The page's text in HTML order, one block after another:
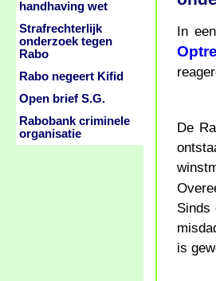
In
De
Sinds
is
handhaving wet
Strafrechterlijk
onderzoek tegen
Rabo
Rabo negeert Kifid
Open brief S.G.
Rabobank criminele
organisatie